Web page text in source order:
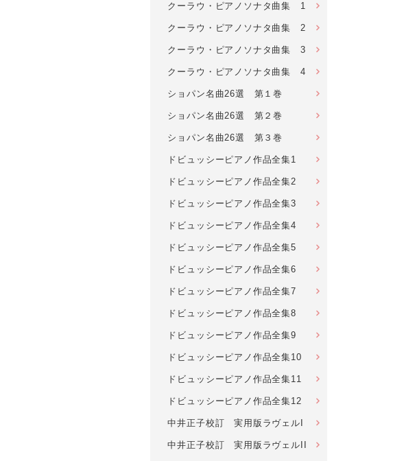
クーラウ・ピアノソナタ曲集 1
クーラウ・ピアノソナタ曲集 2
クーラウ・ピアノソナタ曲集 3
クーラウ・ピアノソナタ曲集 4
ショパン名曲26選 第１巻
ショパン名曲26選 第２巻
ショパン名曲26選 第３巻
ドビュッシーピアノ作品全集1
ドビュッシーピアノ作品全集2
ドビュッシーピアノ作品全集3
ドビュッシーピアノ作品全集4
ドビュッシーピアノ作品全集5
ドビュッシーピアノ作品全集6
ドビュッシーピアノ作品全集7
ドビュッシーピアノ作品全集8
ドビュッシーピアノ作品全集9
ドビュッシーピアノ作品全集10
ドビュッシーピアノ作品全集11
ドビュッシーピアノ作品全集12
中井正子校訂 実用版ラヴェルI
中井正子校訂 実用版ラヴェルII